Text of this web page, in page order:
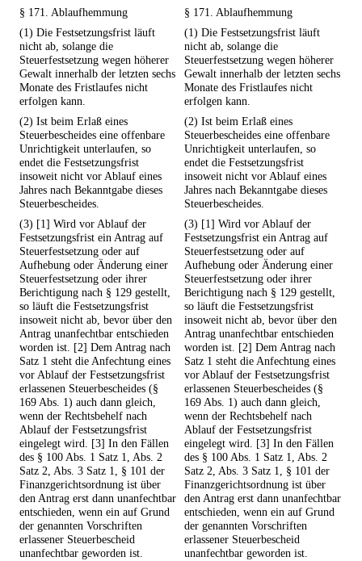
§ 171. Ablaufhemmung
§ 171. Ablaufhemmung
(1) Die Festsetzungsfrist läuft
nicht ab, solange die
Steuerfestsetzung wegen höherer
Gewalt innerhalb der letzten sechs
Monate des Fristlaufes nicht
erfolgen kann.
(1) Die Festsetzungsfrist läuft
nicht ab, solange die
Steuerfestsetzung wegen höherer
Gewalt innerhalb der letzten sechs
Monate des Fristlaufes nicht
erfolgen kann.
(2) Ist beim Erlaß eines
Steuerbescheides eine offenbare
Unrichtigkeit unterlaufen, so
endet die Festsetzungsfrist
insoweit nicht vor Ablauf eines
Jahres nach Bekanntgabe dieses
Steuerbescheides.
(2) Ist beim Erlaß eines
Steuerbescheides eine offenbare
Unrichtigkeit unterlaufen, so
endet die Festsetzungsfrist
insoweit nicht vor Ablauf eines
Jahres nach Bekanntgabe dieses
Steuerbescheides.
(3) [1] Wird vor Ablauf der
Festsetzungsfrist ein Antrag auf
Steuerfestsetzung oder auf
Aufhebung oder Änderung einer
Steuerfestsetzung oder ihrer
Berichtigung nach § 129 gestellt,
so läuft die Festsetzungsfrist
insoweit nicht ab, bevor über den
Antrag unanfechtbar entschieden
worden ist. [2] Dem Antrag nach
Satz 1 steht die Anfechtung eines
vor Ablauf der Festsetzungsfrist
erlassenen Steuerbescheides (§
169 Abs. 1) auch dann gleich,
wenn der Rechtsbehelf nach
Ablauf der Festsetzungsfrist
eingelegt wird. [3] In den Fällen
des § 100 Abs. 1 Satz 1, Abs. 2
Satz 2, Abs. 3 Satz 1, § 101 der
Finanzgerichtsordnung ist über
den Antrag erst dann unanfechtbar
entschieden, wenn ein auf Grund
der genannten Vorschriften
erlassener Steuerbescheid
unanfechtbar geworden ist.
(3) [1] Wird vor Ablauf der
Festsetzungsfrist ein Antrag auf
Steuerfestsetzung oder auf
Aufhebung oder Änderung einer
Steuerfestsetzung oder ihrer
Berichtigung nach § 129 gestellt,
so läuft die Festsetzungsfrist
insoweit nicht ab, bevor über den
Antrag unanfechtbar entschieden
worden ist. [2] Dem Antrag nach
Satz 1 steht die Anfechtung eines
vor Ablauf der Festsetzungsfrist
erlassenen Steuerbescheides (§
169 Abs. 1) auch dann gleich,
wenn der Rechtsbehelf nach
Ablauf der Festsetzungsfrist
eingelegt wird. [3] In den Fällen
des § 100 Abs. 1 Satz 1, Abs. 2
Satz 2, Abs. 3 Satz 1, § 101 der
Finanzgerichtsordnung ist über
den Antrag erst dann unanfechtbar
entschieden, wenn ein auf Grund
der genannten Vorschriften
erlassener Steuerbescheid
unanfechtbar geworden ist.